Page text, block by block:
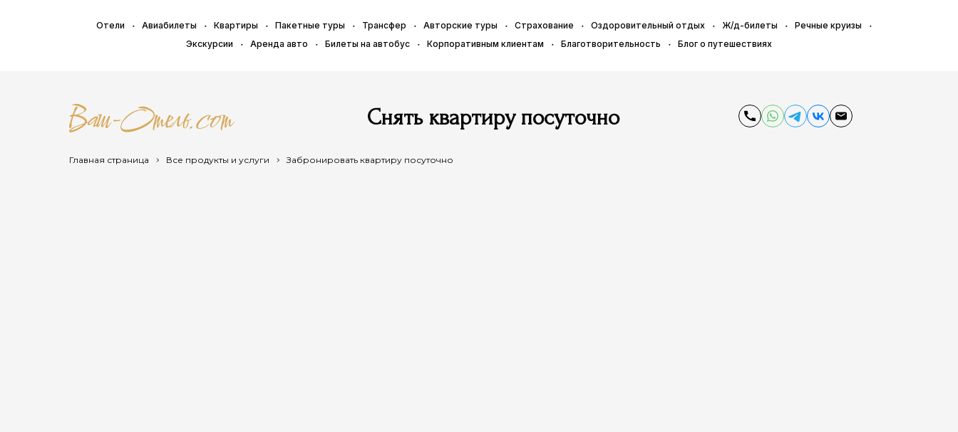
Отели Авиабилеты Квартиры Пакетные туры Трансфер Авторские туры Страхование Оздоровительный отдых Ж/д-билеты
Речные круизы
Экскурсии
Аренда авто Билеты на автобус Корпоративным клиентам Благотворительность Блог о путешествиях
Снять квартиру посуточно
Главная страница Все продукты и услуги Забронировать квартиру посуточно